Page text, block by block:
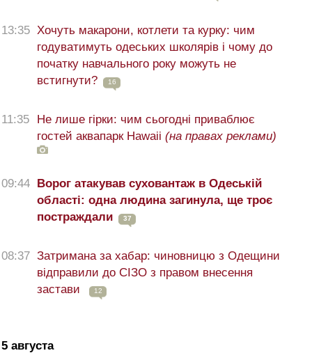
13:35 Хочуть макарони, котлети та курку: чим
годуватимуть одеських школярів і чому до
початку навчального року можуть не
встигнути?
16
11:35
Не лише гірки: чим сьогодні приваблює
гостей аквапарк Hawaii (на правах реклами)
09:44 Ворог атакував суховантаж в Одеській
області: одна людина загинула, ще троє
постраждали
37
08:37 Затримана за хабар: чиновницю з Одещини
відправили до СІЗО з правом внесення
застави
12
5 августа